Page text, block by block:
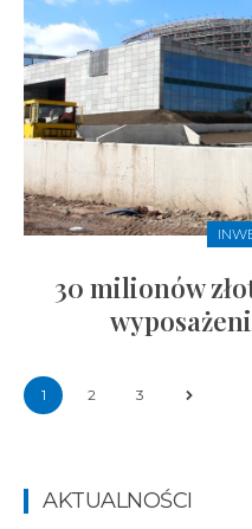
30 milionów
1 2 3
AKTUALNOŚCI